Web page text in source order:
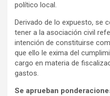
político local.
Derivado de lo expuesto, se
tener a la asociación civil
intención de constituirse
que ello le exima del
cargo en materia de
gastos.
Se aprueban